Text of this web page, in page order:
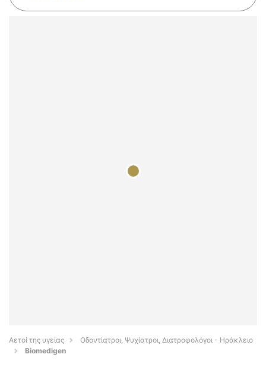
Αετοί της υγείας
Οδοντίατροι, Ψυχίατροι, Διατροφολόγοι - Ηράκλειο
Biomedigen